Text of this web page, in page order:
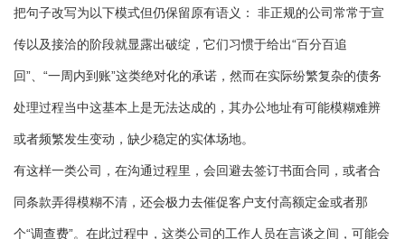
把句子改写为以下模式但仍保留原有语义： 非正规的公司常常于宣
传以及接洽的阶段就显露出破绽，它们习惯于给出“百分百追
回”、“一周内到账”这类绝对化的承诺，然而在实际纷繁复杂的债务
处理过程当中这基本上是无法达成的，其办公地址有可能模糊难辨
或者频繁发生变动，缺少稳定的实体场地。
有这样一类公司，在沟通过程里，会回避去签订书面合同，或者合
同条款弄得模糊不清，还会极力去催促客户支付高额定金或者那
个“调查费”。在此过程中，这类公司的工作人员在言谈之间，可能会